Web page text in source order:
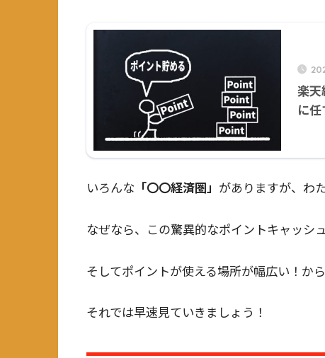
楽天
に任
いろんな 「〇〇経済圏」 がありますが、わ
なぜなら、この驚異的なポイントキャッシ
そしてポイントが使える場所が幅広い！から
それでは早速見ていきましょう！